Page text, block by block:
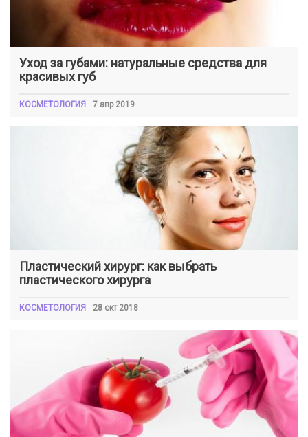
Уход за губами: натуральные средства для
красивых губ
КОСМЕТОЛОГИЯ 7 апр 2019
Пластический хирург: как выбрать
пластического хирурга
КОСМЕТОЛОГИЯ 28 окт 2018